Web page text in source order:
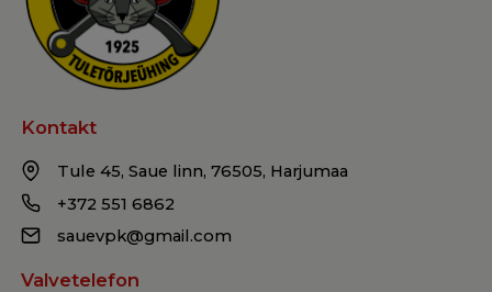
Kontakt
Tule 45, Saue linn, 76505, Harjumaa
+372 551 6862
sauevpk@gmail.com
Valvetelefon